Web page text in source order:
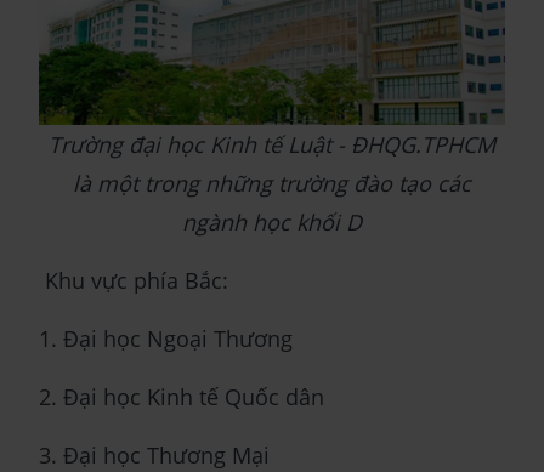
Trường đại học Kinh tế Luật - ĐHQG.TPHCM
là một trong những trường đào tạo các
ngành học khối D
Khu vực phía Bắc:
1. Đại học Ngoại Thương
2. Đại học Kinh tế Quốc dân
3. Đại học Thương Mại